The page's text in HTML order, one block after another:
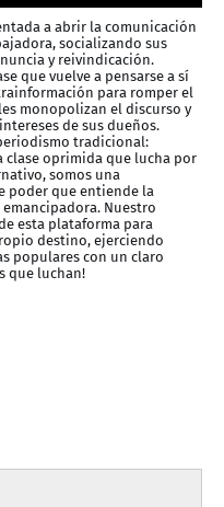
a abrir la comunicación
socializando sus
y reivindicación.
que vuelve a pensarse a sí
para romper el
monopolizan el discurso y
de sus dueños.
tradicional:
clase oprimida que lucha por
somos una
poder que entiende la
Nuestro
esta plataforma para
destino, ejerciendo
populares con un claro
que luchan!